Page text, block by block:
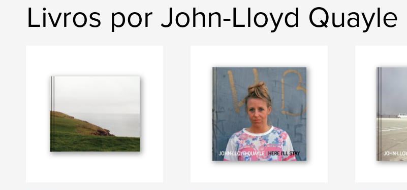
Livros por John-Lloyd Quayle